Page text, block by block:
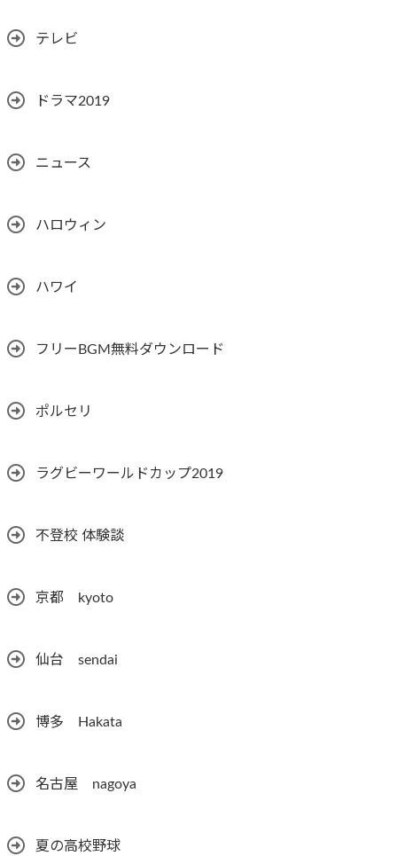
テレビ
ドラマ2019
ニュース
ハロウィン
ハワイ
フリーBGM無料ダウンロード
ポルセリ
ラグビーワールドカップ2019
不登校 体験談
京都 kyoto
仙台 sendai
博多 Hakata
名古屋 nagoya
夏の高校野球